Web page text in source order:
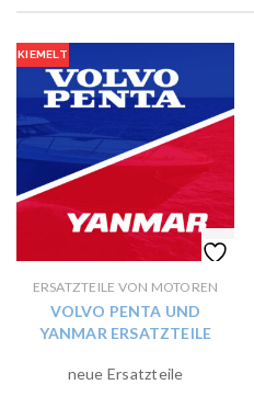
KIEMELT
ERSATZTEILE VON MOTOREN
VOLVO PENTA UND
YANMAR ERSATZTEILE
neue Ersatzteile